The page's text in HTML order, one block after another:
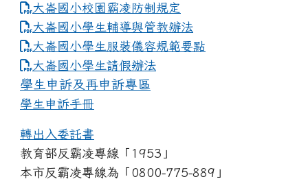
大崙國小校園霸凌防制規定
大崙國小學生輔導與管教辦法
大崙國小學生服裝儀容規範要點
link to https://www.dles.tyc.edu.tw/uploads/
大崙國小學生請假辦法
學生申訴及再申訴專區
學生申訴手冊
轉出入委託書
教育部反霸凌專線「1953」
本市反霸凌專線為「0800-775-889」